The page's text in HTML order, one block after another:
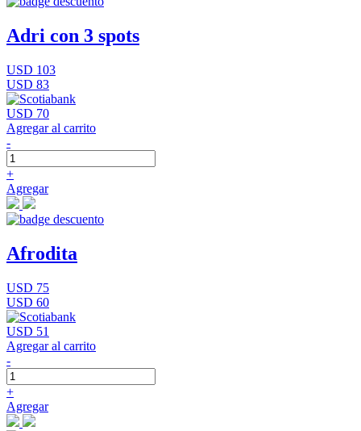
Adri con 3 spots
USD 103
USD 83
USD 70
Agregar al carrito
-
+
Agregar
Afrodita
USD 75
USD 60
USD 51
Agregar al carrito
-
+
Agregar